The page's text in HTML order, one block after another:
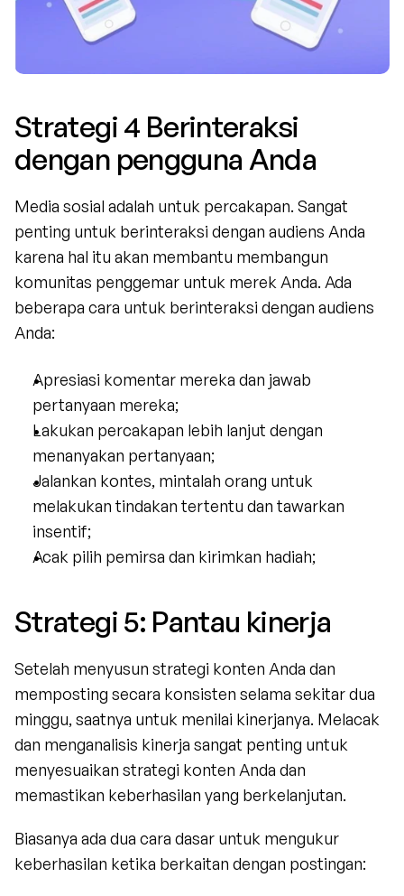
Strategi 4 Berinteraksi
dengan pengguna Anda
Media sosial adalah untuk percakapan. Sangat
penting untuk berinteraksi dengan audiens Anda
karena hal itu akan membantu membangun
komunitas penggemar untuk merek Anda. Ada
beberapa cara untuk berinteraksi dengan audiens
Anda:
Apresiasi komentar mereka dan jawab
pertanyaan mereka;
Lakukan percakapan lebih lanjut dengan
menanyakan pertanyaan;
Jalankan kontes, mintalah orang untuk
melakukan tindakan tertentu dan tawarkan
insentif;
Acak pilih pemirsa dan kirimkan hadiah;
Strategi 5: Pantau kinerja
Setelah menyusun strategi konten Anda dan
memposting secara konsisten selama sekitar dua
minggu, saatnya untuk menilai kinerjanya. Melacak
dan menganalisis kinerja sangat penting untuk
menyesuaikan strategi konten Anda dan
memastikan keberhasilan yang berkelanjutan.
Biasanya ada dua cara dasar untuk mengukur
keberhasilan ketika berkaitan dengan postingan: